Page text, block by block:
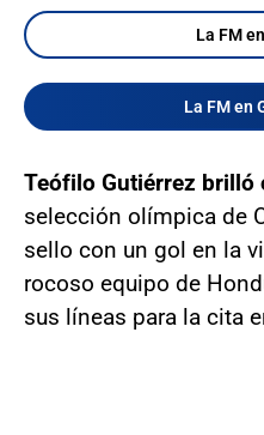
La FM
La FM en
Teófilo Gutiérrez brilló
selección olímpica de
sello con un gol en la
rocoso equipo de
sus líneas para la cita